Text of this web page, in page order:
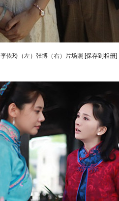
李依玲（左）张博（右）片场照 [保存到相册]